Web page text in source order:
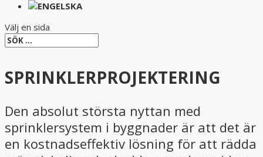
Välj en sida
SPRINKLERPROJEKTERING
Den absolut största nyttan med
sprinklersystem i byggnader är att det är
en kostnadseffektiv lösning för att rädda